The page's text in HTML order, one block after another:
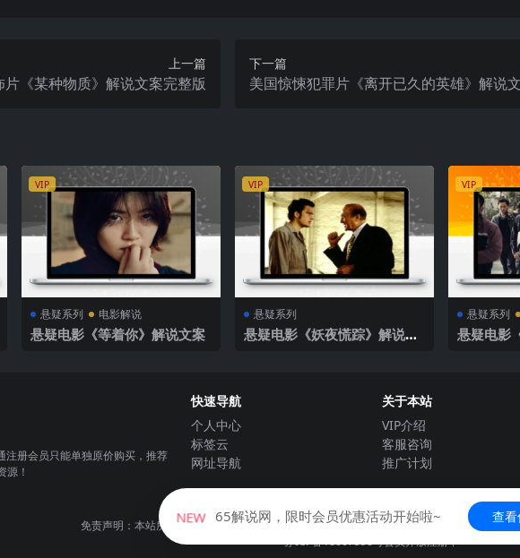
上一篇
片《某种物质》解说文案完整版
下一篇
美国惊悚犯罪片《离开已久的英雄》解说
VIP
悬疑系列 电影解说
悬疑电影《等着你》解说文案
VIP
悬疑系列
悬疑电影《妖夜慌踪》解说文
VIP
悬疑系列
悬疑电影
册会员只能单独原价购买，推荐
源！
快速导航
个人中心
标签云
网址导航
关于本站
VIP介绍
客服咨询
推广计划
Copyright © 2021-202265解说网- All rights reserved
免责声明：本站所有内容来源于互联网及个人投稿。如果本站发布的内容侵犯到您的权益，
苏ICP备18007598号会员开放注册中
NEW 65解说网，限时会员优惠活动开始啦~ 查